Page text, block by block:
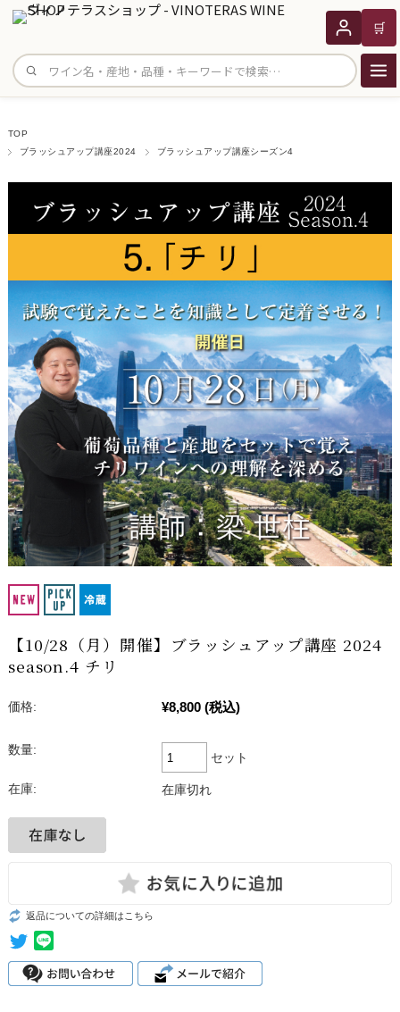
サイト内検索
🛒
TOP
ブラッシュアップ講座2024
ブラッシュアップ講座シーズン4
【10/28（月）開催】ブラッシュアップ講座 2024
season.4 チリ
価格: ¥8,800 (税込)
数量:
セット
在庫: 在庫切れ
返品についての詳細はこちら